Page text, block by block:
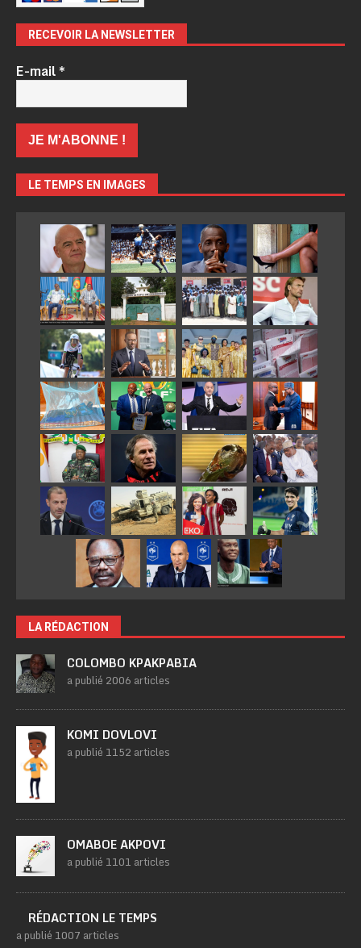
RECEVOIR LA NEWSLETTER
E-mail*
LE TEMPS EN IMAGES
LA RÉDACTION
COLOMBO KPAKPABIA
a publié 2006 articles
KOMI DOVLOVI
a publié 1152 articles
OMABOE AKPOVI
a publié 1101 articles
RÉDACTION LE TEMPS
a publié 1007 articles